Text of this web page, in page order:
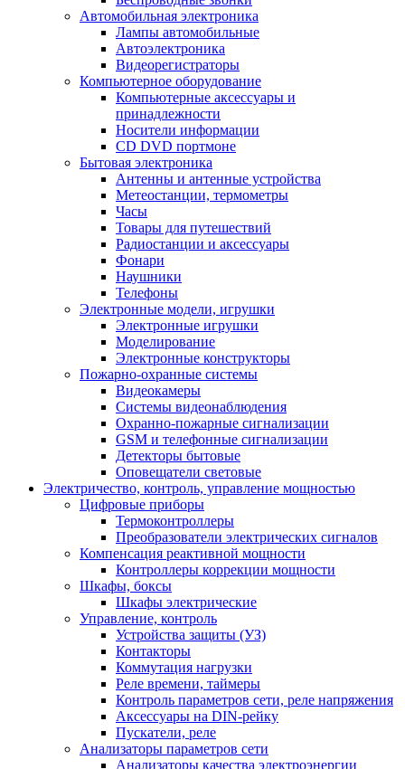
Автомобильная электроника
Лампы автомобильные
Автоэлектроника
Видеорегистраторы
Компьютерное оборудование
Компьютерные аксессуары и
принадлежности
Носители информации
CD DVD портмоне
Бытовая электроника
Антенны и антенные устройства
Метеостанции, термометры
Часы
Товары для путешествий
Радиостанции и аксессуары
Фонари
Наушники
Телефоны
Электронные модели, игрушки
Электронные игрушки
Моделирование
Электронные конструкторы
Пожарно-охранные системы
Видеокамеры
Системы видеонаблюдения
Охранно-пожарные сигнализации
GSM и телефонные сигнализации
Детекторы бытовые
Оповещатели световые
Электричество, контроль, управление мощностью
Цифровые приборы
Термоконтроллеры
Преобразователи электрических сигналов
Компенсация реактивной мощности
Контроллеры коррекции мощности
Шкафы, боксы
Шкафы электрические
Управление, контроль
Устройства защиты (УЗ)
Контакторы
Коммутация нагрузки
Реле времени, таймеры
Контроль параметров сети, реле напряжения
Аксессуары на DIN-рейку
Пускатели, реле
Анализаторы параметров сети
Анализаторы качества электроэнергии